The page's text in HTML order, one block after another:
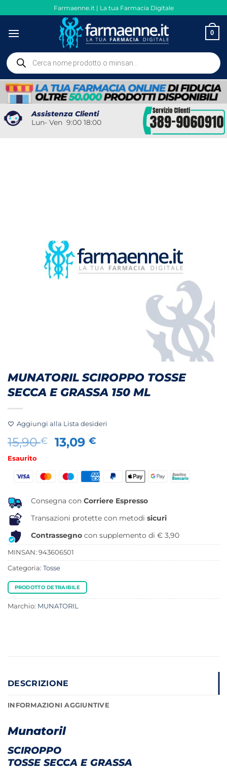
ai
contenuti
Farmaenne.it | La tua Farmacia Digitale
0
Ricerca
prodotti
Assistenza Clienti
Lun- Ven 9:00 18:00
MUNATORIL SCIROPPO TOSSE
SECCA E GRASSA 150 ML
Aggiungi alla Lista desideri
15,90€
Il
era:
13,09€
attuale
è:
Esaurito
Consegna con Corriere Espresso
Transazioni protette con metodi sicuri
Contrassegno con supplemento di € 3,90
MINSAN: 943606501
Categoria: Tosse
PRODOTTO DETRAIBILE
Marchio: MUNATORIL
DESCRIZIONE
INFORMAZIONI AGGIUNTIVE
Munatoril
SCIROPPO
TOSSE SECCA E GRASSA